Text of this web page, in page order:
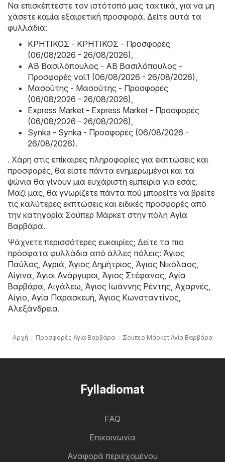
Να επισκέπτεστε τον ιστότοπό μας τακτικά, για να μη
χάσετε καμία εξαιρετική προσφορά. Δείτε αυτά τα
φυλλάδια:
ΚΡΗΤΙΚΟΣ - ΚΡΗΤΙΚΟΣ - Προσφορές
(06/08/2026 - 26/08/2026),
ΑΒ Βασιλόπουλος - ΑΒ Βασιλόπουλος -
Προσφορές vol.1 (06/08/2026 - 26/08/2026),
Μασούτης - Μασούτης - Προσφορές
(06/08/2026 - 26/08/2026),
Express Market - Express Market - Προσφορές
(06/08/2026 - 26/08/2026),
Synka - Synka - Προσφορές (06/08/2026 -
26/08/2026).
. Χάρη στις επίκαιρες πληροφορίες για εκπτώσεις και
προσφορές, θα είστε πάντα ενημερωμένοι και τα
ψώνια θα γίνουν μια ευχάριστη εμπειρία για εσάς.
Μαζί μας, θα γνωρίζετε πάντα πού μπορείτε να βρείτε
τις καλύτερες εκπτώσεις και ειδικές προσφορές από
την κατηγορία Σούπερ Μάρκετ στην πόλη Αγία
Βαρβάρα.
Ψάχνετε περισσότερες ευκαιρίες; Δείτε τα πιο
πρόσφατα φυλλάδια από άλλες πόλεις: Άγιος
Παύλος, Αγριά, Άγιος Δημήτριος, Άγιος Νικόλαος,
Αίγινα, Άγιοι Ανάργυροι, Άγιος Στέφανος, Αγία
Βαρβάρα, Αιγάλεω, Άγιος Ιωάννης Ρέντης, Αχαρνές,
Αίγιο, Αγία Παρασκευή, Άγιος Κωνσταντίνος,
Αλεξάνδρεια.
Αρχή Προσφορές Αγία Βαρβάρα Σούπερ Μάρκετ Αγία Βαρβάρα
Fylladiomat
FAQ
Επικοινωνία
Αναφορά περιεχομένου